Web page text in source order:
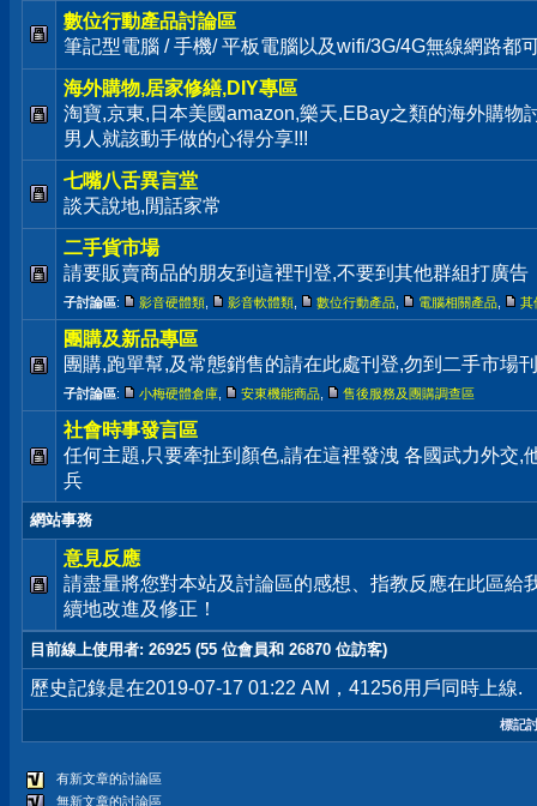
數位行動產品討論區
筆記型電腦 / 手機/ 平板電腦以及wifi/3G/4G無線網路都
海外購物,居家修繕,DIY專區
淘寶,京東,日本美國amazon,樂天,EBay之類的海外購物
男人就該動手做的心得分享!!!
七嘴八舌異言堂
談天說地,閒話家常
二手貨市場
請要販賣商品的朋友到這裡刊登,不要到其他群組打廣告
子討論區: 影音硬體類 影音軟體類 數位行動產品 電腦相關產品 其
團購及新品專區
團購,跑單幫,及常態銷售的請在此處刊登,勿到二手市場
子討論區: 小梅硬體倉庫 安東機能商品 售後服務及團購調查區
社會時事發言區
任何主題,只要牽扯到顏色,請在這裡發洩 各國武力外交,
兵
網站事務
意見反應
請盡量將您對本站及討論區的感想、指教反應在此區給
續地改進及修正！
目前線上使用者: 26925 (55 位會員和 26870 位訪客)
歷史記錄是在2019-07-17 01:22 AM，41256用戶同時上線.
標記
有新文章的討論區
無新文章的討論區